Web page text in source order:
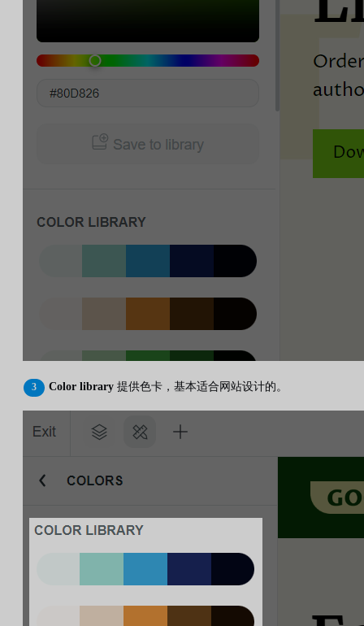
Color library 提供色卡，基本适合网站设计的。